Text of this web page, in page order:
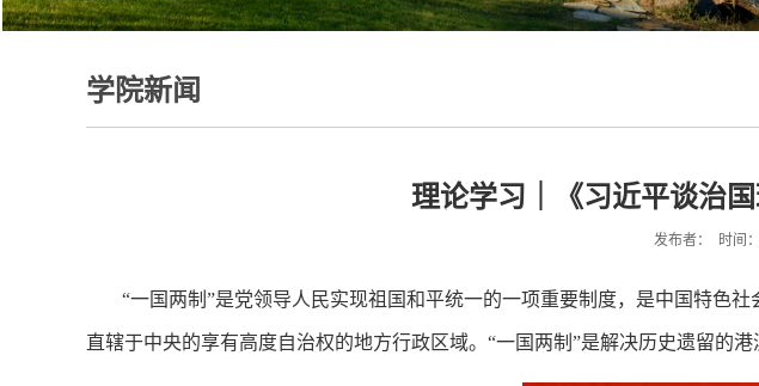
学院新闻
理论学习｜《习近平谈治
发布者： 时间：
“一国两制”是党领导人民实现祖国和平统一的一项重要制度，是中国特色
直辖于中央的享有高度自治权的地方行政区域。“一国两制”是解决历史遗留的